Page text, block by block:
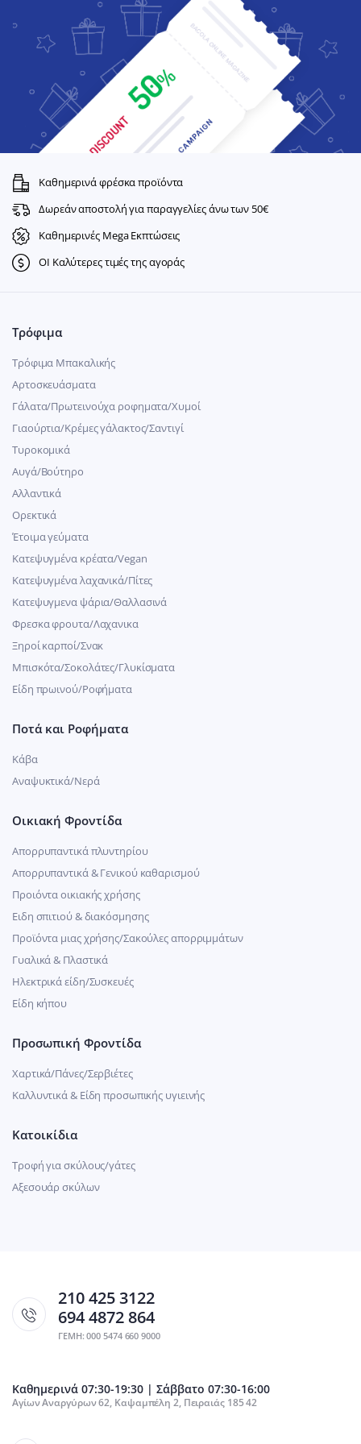
Καθημερινά φρέσκα προϊόντα
Δωρεάν αποστολή για παραγγελίες άνω των 50€
Καθημερινές Mega Εκπτώσεις
ΟΙ Καλύτερες τιμές της αγοράς
Τρόφιμα
Τρόφιμα Μπακαλικής
Αρτοσκευάσματα
Γάλατα/Πρωτεινούχα ροφηματα/Χυμοί
Γιαούρτια/Κρέμες γάλακτος/Σαντιγί
Τυροκομικά
Αυγά/Βούτηρο
Αλλαντικά
Ορεκτικά
Έτοιμα γεύματα
Κατεψυγμένα κρέατα/Vegan
Kατεψυγμένα λαχανικά/Πίτες
Κατεψυγμενα ψάρια/Θαλλασινά
Φρεσκα φρουτα/Λαχανικα
Ξηροί καρποί/Σνακ
Μπισκότα/Σοκολάτες/Γλυκίσματα
Είδη πρωινού/Ροφήματα
Ποτά και Ροφήματα
Κάβα
Αναψυκτικά/Νερά
Οικιακή Φροντίδα
Απορρυπαντικά πλυντηρίου
Απορρυπαντικά & Γενικού καθαρισμού
Προιόντα οικιακής χρήσης
Ειδη σπιτιού & διακόσμησης
Προϊόντα μιας χρήσης/Σακούλες απορριμμάτων
Γυαλικά & Πλαστικά
Ηλεκτρικά είδη/Συσκευές
Είδη κήπου
Προσωπική Φροντίδα
Χαρτικά/Πάνες/Σερβιέτες
Καλλυντικά & Είδη προσωπικής υγιεινής
Κατοικίδια
Τροφή για σκύλους/γάτες
Αξεσουάρ σκύλων
210 425 3122
694 4872 864
ΓΕΜΗ: 000 5474 660 9000
Καθημερινά 07:30-19:30 | Σάββατο 07:30-16:00
Αγίων Αναργύρων 62, Καψαμπέλη 2, Πειραιάς 185 42